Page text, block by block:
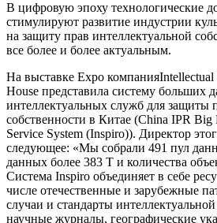
В цифровую эпоху технологические
стимулируют развитие индустрии
на защиту прав интеллектуальной
все более и более актуальным.
На выставке Expo
House представила систему больших
интеллектуальных служб для защиты
собственности в Китае (China IPR Big
Service System (Inspiro)). Директор
следующее: «Мы собрали 491 пул
данных более 383 T и количества
Система Inspiro объединяет в себе
числе отечественные и зарубежные
случаи и стандарты
научные журналы, географические